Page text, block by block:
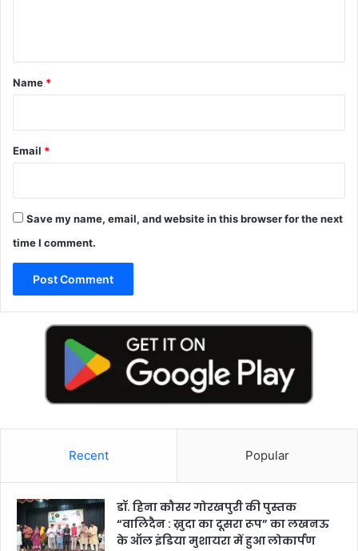
*
Name *
Email *
Save my name, email, and website in this browser for the next
time I comment.
Recent Popular
डॉ. हिना कौसर गोरखपुरी की पुस्तक
“वालिदैन : ख़ुदा का दूसरा रूप” का लखनऊ
के ऑल इंडिया मुशायरा में हुआ लोकार्पण